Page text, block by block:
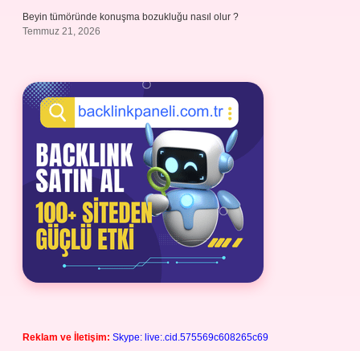
Beyin tümöründe konuşma bozukluğu nasıl olur ?
Temmuz 21, 2026
Reklam ve İletişim: Skype: live:.cid.575569c608265c69